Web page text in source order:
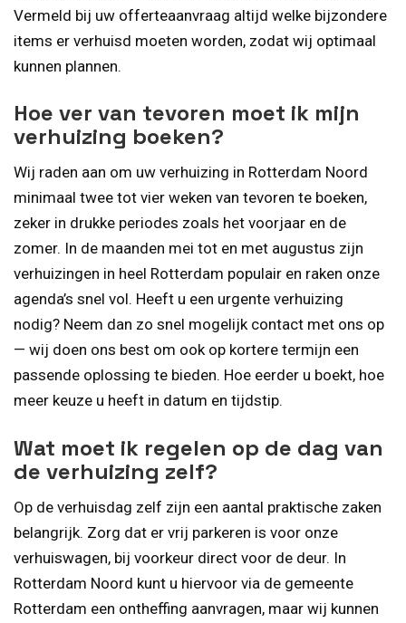
Vermeld bij uw offerte­aanvraag altijd welke bijzondere
items er verhuisd moeten worden, zodat wij optimaal
kunnen plannen.
Hoe ver van tevoren moet ik mijn
verhuizing boeken?
Wij raden aan om uw verhuizing in Rotterdam Noord
minimaal twee tot vier weken van tevoren te boeken,
zeker in drukke periodes zoals het voorjaar en de
zomer. In de maanden mei tot en met augustus zijn
verhuizingen in heel Rotterdam populair en raken onze
agenda’s snel vol. Heeft u een urgente verhuizing
nodig? Neem dan zo snel mogelijk contact met ons op
— wij doen ons best om ook op kortere termijn een
passende oplossing te bieden. Hoe eerder u boekt, hoe
meer keuze u heeft in datum en tijdstip.
Wat moet ik regelen op de dag van
de verhuizing zelf?
Op de verhuisdag zelf zijn een aantal praktische zaken
belangrijk. Zorg dat er vrij parkeren is voor onze
verhuiswagen, bij voorkeur direct voor de deur. In
Rotterdam Noord kunt u hiervoor via de gemeente
Rotterdam een ontheffing aanvragen, maar wij kunnen